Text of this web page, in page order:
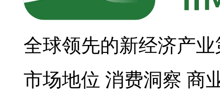
全球领先的新经济产
市场地位 消费洞察 商